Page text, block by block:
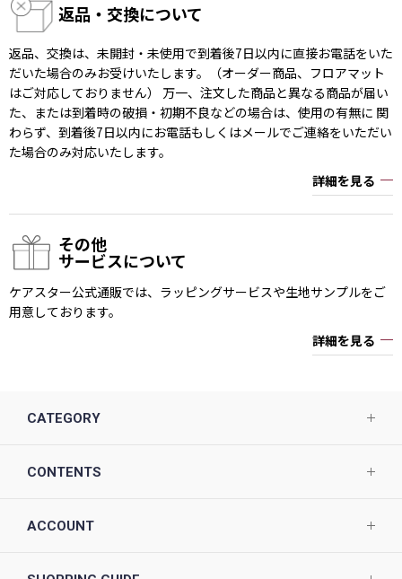
返品・交換について
返品、交換は、未開封・未使用で到着後7日以内に直接お電話をいた
だいた場合のみお受けいたします。（オーダー商品、フロアマット
はご対応しておりません） 万一、注文した商品と異なる商品が届い
た、または到着時の破損・初期不良などの場合は、使用の有無に 関
わらず、到着後7日以内にお電話もしくはメールでご連絡をいただい
た場合のみ対応いたします。
詳細を見る
その他
サービスについて
ケアスター公式通販では、ラッピングサービスや生地サンプルをご
用意しております。
詳細を見る
CATEGORY
CONTENTS
ACCOUNT